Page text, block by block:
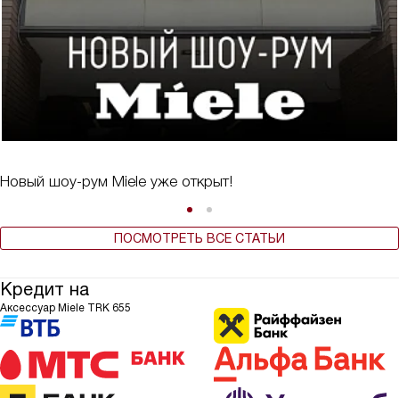
Новый шоу-рум Miele уже открыт!
ПОСМОТРЕТЬ ВСЕ СТАТЬИ
Кредит на
Аксессуар Miele TRK 655